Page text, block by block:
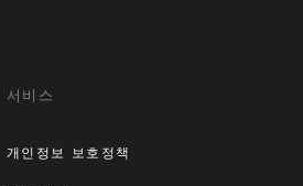
서비스
개인정보 보호정책